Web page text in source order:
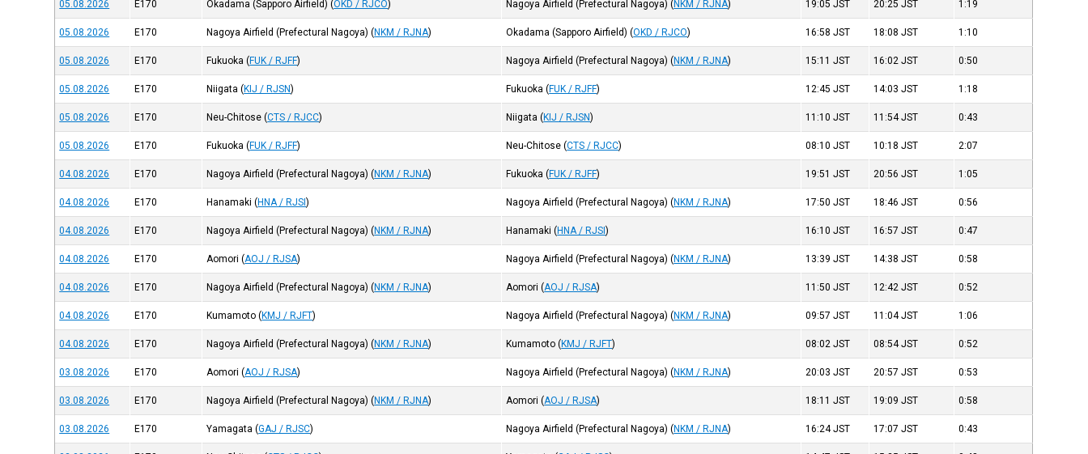
05.08.2026 E170 Okadama (Sapporo Airfield) (OKD / RJCO) Nagoya Airfield (Prefectural Nagoya) (NKM / RJNA) 19:05JST 20:25JST 1:19
05.08.2026 E170 Nagoya Airfield (Prefectural Nagoya) (NKM / RJNA) Okadama (Sapporo Airfield) (OKD / RJCO) 16:58JST 18:08JST 1:10
05.08.2026 E170 Fukuoka (FUK / RJFF) Nagoya Airfield (Prefectural Nagoya) (NKM / RJNA) 15:11JST 16:02JST 0:50
05.08.2026 E170 Niigata (KIJ / RJSN) Fukuoka (FUK / RJFF) 12:45JST 14:03JST 1:18
05.08.2026 E170 Neu-Chitose (CTS / RJCC) Niigata (KIJ / RJSN) 11:10JST 11:54JST 0:43
05.08.2026 E170 Fukuoka (FUK / RJFF) Neu-Chitose (CTS / RJCC) 08:10JST 10:18JST 2:07
04.08.2026 E170 Nagoya Airfield (Prefectural Nagoya) (NKM / RJNA) Fukuoka (FUK / RJFF) 19:51JST 20:56JST 1:05
04.08.2026 E170 Hanamaki (HNA / RJSI) Nagoya Airfield (Prefectural Nagoya) (NKM / RJNA) 17:50JST 18:46JST 0:56
04.08.2026 E170 Nagoya Airfield (Prefectural Nagoya) (NKM / RJNA) Hanamaki (HNA / RJSI) 16:10JST 16:57JST 0:47
04.08.2026 E170 Aomori (AOJ / RJSA) Nagoya Airfield (Prefectural Nagoya) (NKM / RJNA) 13:39JST 14:38JST 0:58
04.08.2026 E170 Nagoya Airfield (Prefectural Nagoya) (NKM / RJNA) Aomori (AOJ / RJSA) 11:50JST 12:42JST 0:52
04.08.2026 E170 Kumamoto (KMJ / RJFT) Nagoya Airfield (Prefectural Nagoya) (NKM / RJNA) 09:57JST 11:04JST 1:06
04.08.2026 E170 Nagoya Airfield (Prefectural Nagoya) (NKM / RJNA) Kumamoto (KMJ / RJFT) 08:02JST 08:54JST 0:52
03.08.2026 E170 Aomori (AOJ / RJSA) Nagoya Airfield (Prefectural Nagoya) (NKM / RJNA) 20:03JST 20:57JST 0:53
03.08.2026 E170 Nagoya Airfield (Prefectural Nagoya) (NKM / RJNA) Aomori (AOJ / RJSA) 18:11JST 19:09JST 0:58
03.08.2026 E170 Yamagata (GAJ / RJSC) Nagoya Airfield (Prefectural Nagoya) (NKM / RJNA) 16:24JST 17:07JST 0:43